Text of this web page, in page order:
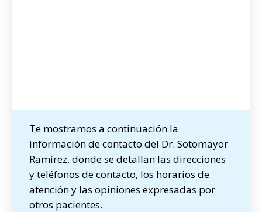
Te mostramos a continuación la
información de contacto del Dr. Sotomayor
Ramírez, donde se detallan las direcciones
y teléfonos de contacto, los horarios de
atención y las opiniones expresadas por
otros pacientes.